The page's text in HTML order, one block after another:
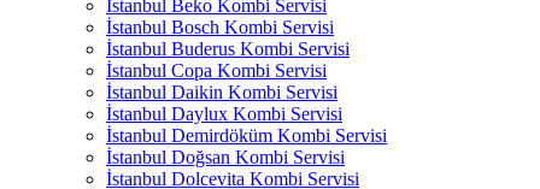
İstanbul Beko Kombi Servisi
İstanbul Bosch Kombi Servisi
İstanbul Buderus Kombi Servisi
İstanbul Copa Kombi Servisi
İstanbul Daikin Kombi Servisi
İstanbul Daylux Kombi Servisi
İstanbul Demirdöküm Kombi Servisi
İstanbul Doğsan Kombi Servisi
İstanbul Dolcevita Kombi Servisi